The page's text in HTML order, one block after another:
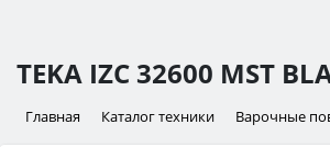
TEKA IZC 32600 MST
Главная Каталог техники Варочные